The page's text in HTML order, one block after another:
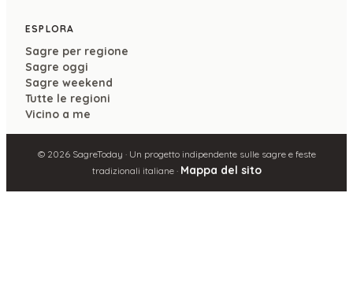
ESPLORA
Sagre per regione
Sagre oggi
Sagre weekend
Tutte le regioni
Vicino a me
© 2026SagreToday · Un progetto indipendente sulle sagre e feste
tradizionali italiane · Mappa del sito